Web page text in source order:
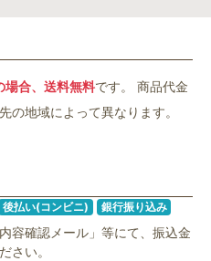
合、送料無料です。 商品代金
の地域によって異なります。
後払い(コンビニ) 銀行振り込み
容確認メール」等にて、振込金
さい。